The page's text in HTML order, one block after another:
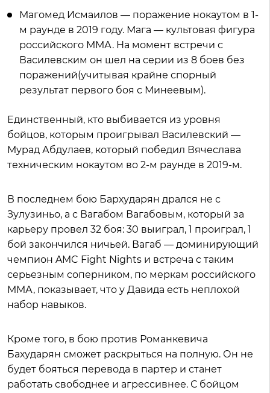
Магомед Исмаилов — поражение нокаутом в 1-
м раунде в 2019 году. Мага — культовая фигура
российского ММА. На момент встречи с
Василевским он шел на серии из 8 боев без
поражений(учитывая крайне спорный
результат первого боя с Минеевым).
Единственный, кто выбивается из уровня
бойцов, которым проигрывал Василевский —
Мурад Абдулаев, который победил Вячеслава
техническим нокаутом во 2-м раунде в 2019-м.
В последнем бою Бархударян дрался не с
Зулузиньо, а с Вагабом Вагабовым, который за
карьеру провел 32 боя: 30 выиграл, 1 проиграл, 1
бой закончился ничьей. Вагаб — доминирующий
чемпион AMC Fight Nights и встреча с таким
серьезным соперником, по меркам российского
ММА, показывает, что у Давида есть неплохой
набор навыков.
Кроме того, в бою против Романкевича
Бахударян сможет раскрыться на полную. Он не
будет бояться перевода в партер и станет
работать свободнее и агрессивнее. С бойцом